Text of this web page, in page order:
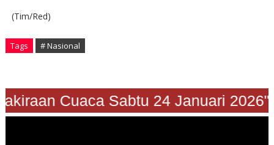
(Tim/Red)
Tags # Nasional
Cuaca Sabtu 24 Januari